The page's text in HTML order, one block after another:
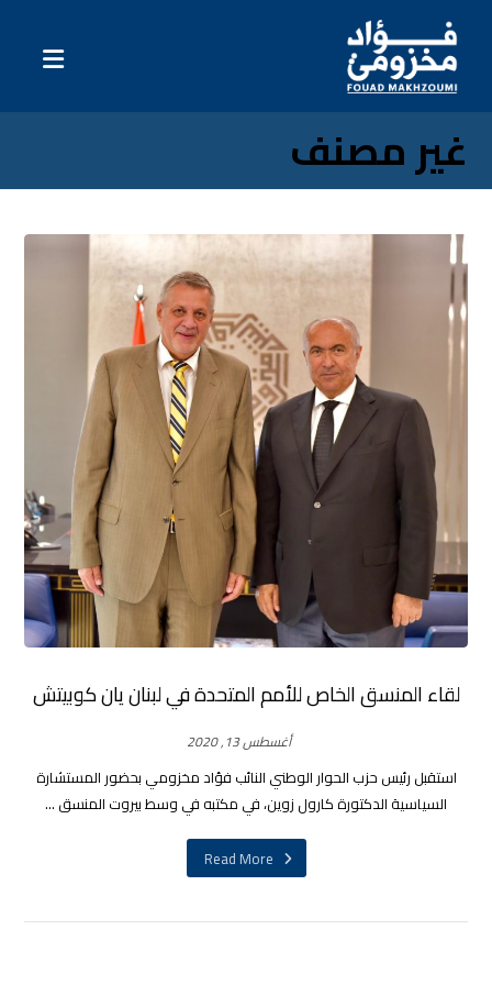
غير مصنف
لقاء المنسق الخاص للأمم المتحدة في لبنان يان كوبيتش
أغسطس 13, 2020
استقبل رئيس حزب الحوار الوطني النائب فؤاد مخزومي بحضور المستشارة
السياسية الدكتورة كارول زوين، في مكتبه في وسط بيروت المنسق ...
Read More